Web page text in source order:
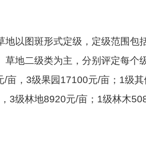
地以图斑形式定级，定级范围
草地二级类为主，分别评定每
亩，3级果园17100元/亩；1级
3级林地8920元/亩；1级林木